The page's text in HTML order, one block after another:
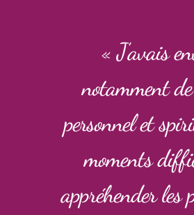
« J’avais
notamment
personnel et
moments
appréhender les